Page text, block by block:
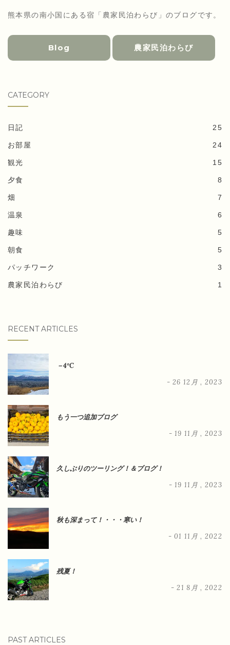
熊本県の南小国にある宿「農家民泊わらび」のブログです。
Blog 農家民泊わらび
CATEGORY
日記 25
お部屋 24
観光 15
夕食 8
畑 7
温泉 6
趣味 5
朝食 5
パッチワーク 3
農家民泊わらび 1
RECENT ARTICLES
－4°C
- 26 12月 , 2023
もう一つ追加ブログ
- 19 11月 , 2023
久しぶりのツーリング！＆ブログ！
- 19 11月 , 2023
秋も深まって！・・・寒い！
- 01 11月 , 2022
残夏！
- 21 8月 , 2022
PAST ARTICLES